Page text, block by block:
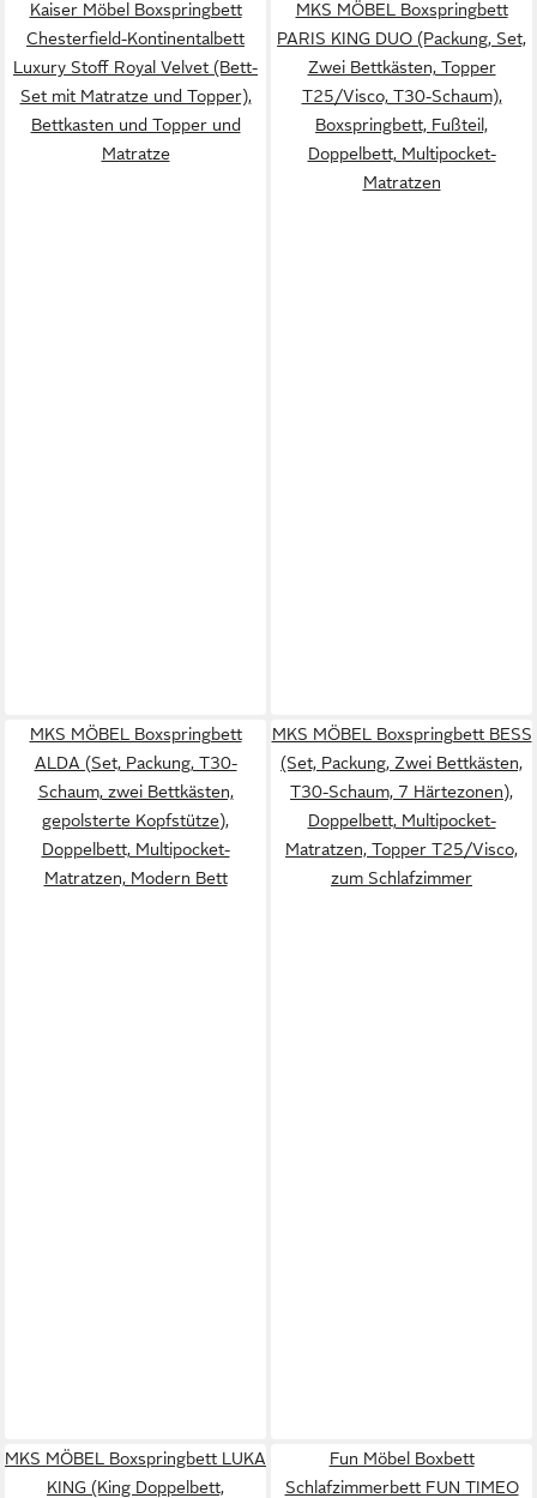
Kaiser Möbel Boxspringbett
Chesterfield-Kontinentalbett
Luxury Stoff Royal Velvet (Bett-
Set mit Matratze und Topper),
Bettkasten und Topper und
Matratze
MKS MÖBEL Boxspringbett
PARIS KING DUO (Packung, Set,
Zwei Bettkästen, Topper
T25/Visco, T30-Schaum),
Boxspringbett, Fußteil,
Doppelbett, Multipocket-
Matratzen
MKS MÖBEL Boxspringbett
ALDA (Set, Packung, T30-
Schaum, zwei Bettkästen,
gepolsterte Kopfstütze),
Doppelbett, Multipocket-
Matratzen, Modern Bett
MKS MÖBEL Boxspringbett BESS
(Set, Packung, Zwei Bettkästen,
T30-Schaum, 7 Härtezonen),
Doppelbett, Multipocket-
Matratzen, Topper T25/Visco,
zum Schlafzimmer
MKS MÖBEL Boxspringbett LUKA
KING (King Doppelbett,
Fun Möbel Boxbett
Schlafzimmerbett FUN TIMEO